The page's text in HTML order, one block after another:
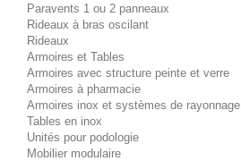
Paravents 1 ou 2 panneaux
Rideaux à bras oscilant
Rideaux
Armoires et Tables
Armoires avec structure peinte et verre
Armoires à pharmacie
Armoires inox et systèmes de rayonnage
Tables en inox
Unités pour podologie
Mobilier modulaire